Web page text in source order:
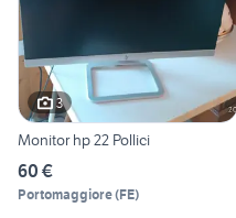
3
Monitor hp 22 Pollici
60 €
Portomaggiore(FE)